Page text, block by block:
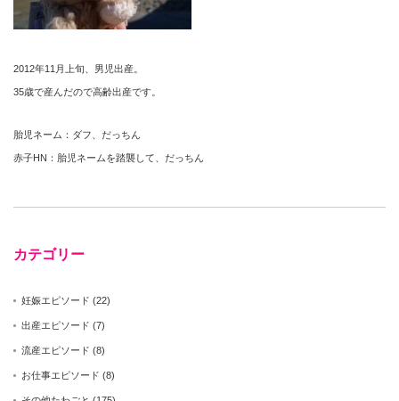
2012年11月上旬、男児出産。
35歳で産んだので高齢出産です。
胎児ネーム：ダフ、だっちん
赤子HN：胎児ネームを踏襲して、だっちん
カテゴリー
妊娠エピソード (22)
出産エピソード (7)
流産エピソード (8)
お仕事エピソード (8)